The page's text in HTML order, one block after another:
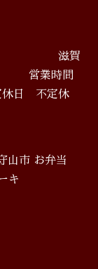
滋賀
業時間
定休
山市 お弁当
キ